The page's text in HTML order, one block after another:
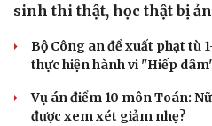
sinh thi thật, học thật bị
Bộ Công an đề xuất phạt tù
thực hiện hành vi "Hiếp
Vụ án điểm 10 môn Toán:
được xem xét giảm nhẹ?